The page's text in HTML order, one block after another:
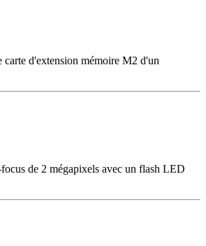
carte d'extension mémoire M2 d'un
de 2 mégapixels avec un flash LED